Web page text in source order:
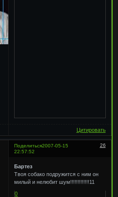
Цитировать
Поделиться 26
2007-05-15
22:57:52
Бартез
Твоя собако подружится с ним он
милый и нелюбит шум!!!!!!!!!!!!!11
0